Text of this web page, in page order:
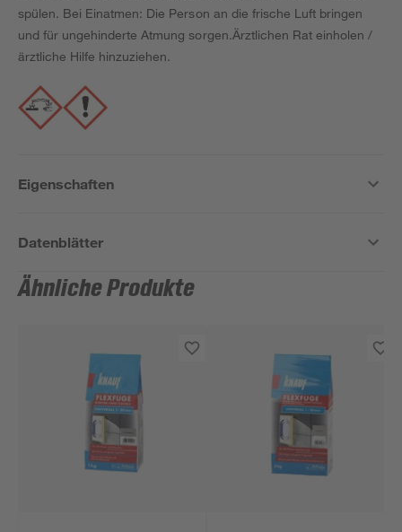
spülen. Bei Einatmen: Die Person an die frische Luft bringen
und für ungehinderte Atmung sorgen.Ärztlichen Rat einholen /
ärztliche Hilfe hinzuziehen.
Eigenschaften
Datenblätter
Ähnliche Produkte